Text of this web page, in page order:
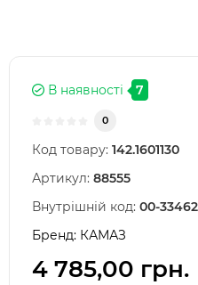
В наявності 7
0
Код товару: 142.1601130
Артикул: 88555
Внутрішній код: 00-
Бренд: КАМАЗ
4 785,00 грн.